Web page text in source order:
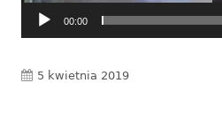
00:00
Opublikowano
5 kwietnia 2019